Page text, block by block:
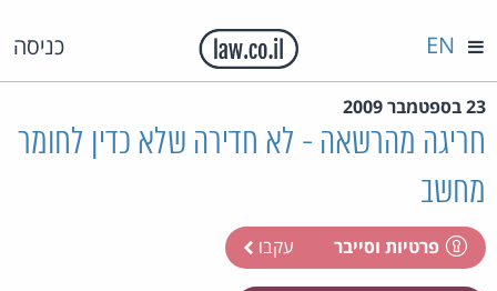
כניסה EN
23 בספטמבר 2009
חריגה מהרשאה - לא חדירה שלא כדין לחומר
מחשב
פרטיות וסייבר עקבו